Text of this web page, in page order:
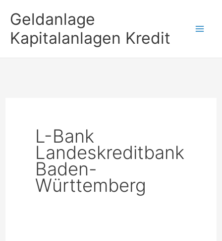
Inhalt
springen
Geldanlage
Kapitalanlagen Kredit
L-Bank
Landeskreditbank
Baden-
Württemberg